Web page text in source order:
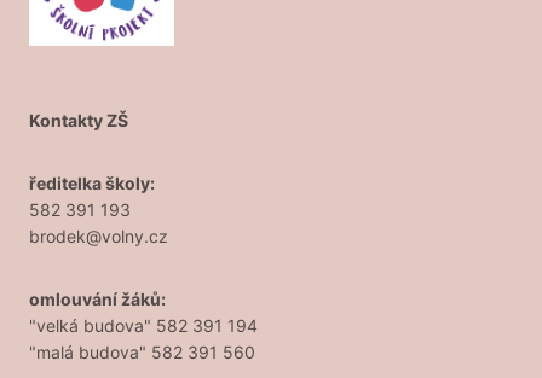
Kontakty ZŠ
ředitelka školy:
582 391 193
brodek@volny.cz
omlouvání žáků:
"velká budova" 582 391 194
"malá budova" 582 391 560